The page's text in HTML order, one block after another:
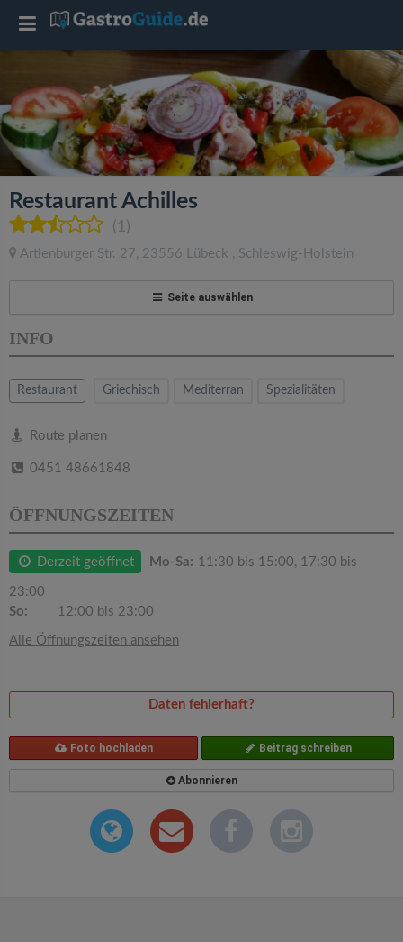
Restaurant Achilles
(1)
Artlenburger Str. 27, 23556 Lübeck , Schleswig-Holstein
Seite auswählen
INFO
Restaurant Griechisch Mediterran Spezialitäten
Route planen
0451 48661848
ÖFFNUNGSZEITEN
Derzeit geöffnet Mo-Sa: 11:30 bis 15:00, 17:30 bis
23:00
So:
12:00 bis 23:00
Alle Öffnungszeiten ansehen
Daten fehlerhaft?
Foto hochladen Beitrag schreiben
Abonnieren
T
g
g
l
e
a
v
a
t
i
o
n